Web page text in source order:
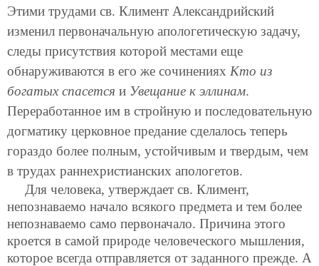
Этими трудами св. Климент Александрийский
изменил первоначальную апологетическую задачу,
следы присутствия которой местами еще
обнаруживаются в его же сочинениях Кто из
богатых спасется и Увещание к эллинам.
Переработанное им в стройную и последовательную
догматику церковное предание сделалось теперь
гораздо более полным, устойчивым и твердым, чем
в трудах раннехристианских апологетов.
Для человека, утверждает св. Климент,
непознаваемо начало всякого предмета и тем более
непознаваемо само первоначало. Причина этого
кроется в самой природе человеческого мышления,
которое всегда отправляется от заданного прежде. А